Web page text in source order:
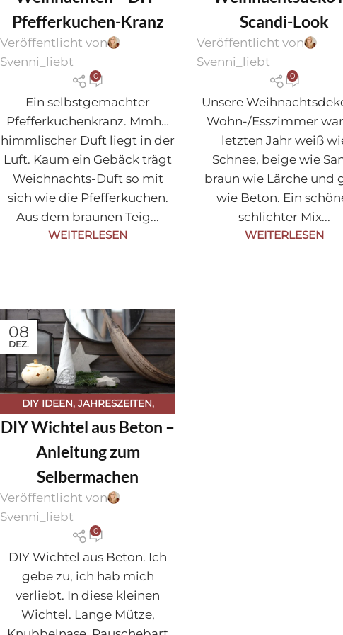
Pfefferkuchen-Kranz
Veröffentlicht von
Svenni_liebt
0
Ein selbstgemachter
Pfefferkuchenkranz. Mmh…
himmlischer Duft liegt in der
Luft. Kaum ein Gebäck trägt
Weichnachts-Duft so mit
sich wie die Pfefferkuchen.
Aus dem braunen Teig...
WEITERLESEN
Scandi-Look
Veröffentlicht von
Svenni_liebt
0
Unsere
Wohn-/Esszimmer
letzten Jahr weiß
Schnee, beige wie
braun wie Lärche und
wie Beton. Ein
schlichter Mix...
WEITERLESEN
08
DEZ.
DIY IDEEN, JAHRESZEITEN,
WEIHNACHTEN, WEIHNACHTEN
DIY Wichtel aus Beton –
Anleitung zum
Selbermachen
Veröffentlicht von
Svenni_liebt
0
DIY Wichtel aus Beton. Ich
gebe zu, ich hab mich
verliebt. In diese kleinen
Wichtel. Lange Mütze,